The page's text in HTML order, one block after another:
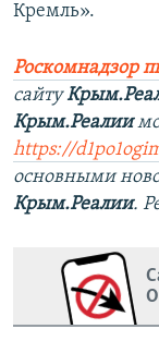
Кремль».
Роскомнадзор
сайту
Крым.Реалии
https://
основными
Крым.Реалии.